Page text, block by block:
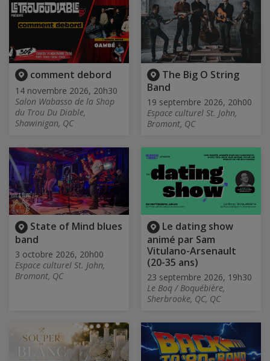
comment debord
14 novembre 2026, 20h30
Salon Wabasso de la Shop
du Trou Du Diable,
Shawinigan, QC
The Big O String
Band
19 septembre 2026, 20h00
Espace culturel St. John,
Bromont, QC
State of Mind blues
band
3 octobre 2026, 20h00
Espace culturel St. John,
Bromont, QC
Le dating show
animé par Sam
Vitulano-Arsenault
(20-35 ans)
23 septembre 2026, 19h30
Le Boq / Boquébière,
Sherbrooke, QC, QC